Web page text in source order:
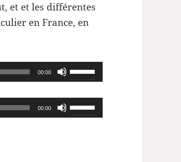
et et les différentes
en France, en
00:00
Utilisez
les
flèches
haut/bas
00:00
Utilisez
les